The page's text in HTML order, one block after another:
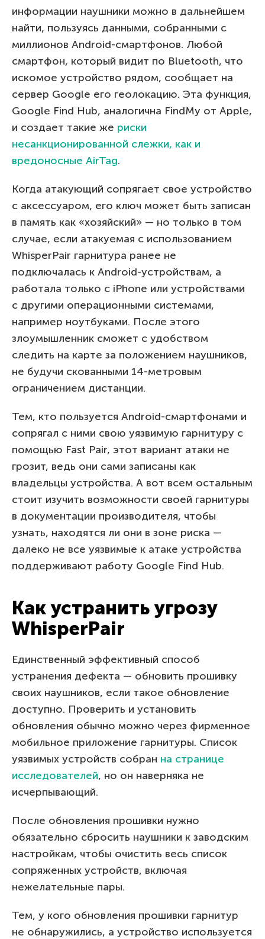
информации наушники можно в дальнейшем
найти, пользуясь данными, собранными с
миллионов Android-смартфонов. Любой
смартфон, который видит по Bluetooth, что
искомое устройство рядом, сообщает на
сервер Google его геолокацию. Эта функция,
Google Find Hub, аналогична FindMy от Apple,
и создает такие же риски
несанкционированной слежки, как и
вредоносные AirTag.
Когда атакующий сопрягает свое устройство
с аксессуаром, его ключ может быть записан
в память как «хозяйский» — но только в том
случае, если атакуемая с использованием
WhisperPair гарнитура ранее не
подключалась к Android-устройствам, а
работала только с iPhone или устройствами
с другими операционными системами,
например ноутбуками. После этого
злоумышленник сможет с удобством
следить на карте за положением наушников,
не будучи скованными 14-метровым
ограничением дистанции.
Тем, кто пользуется Android-смартфонами и
сопрягал с ними свою уязвимую гарнитуру с
помощью Fast Pair, этот вариант атаки не
грозит, ведь они сами записаны как
владельцы устройства. А вот всем остальным
стоит изучить возможности своей гарнитуры
в документации производителя, чтобы
узнать, находятся ли они в зоне риска —
далеко не все уязвимые к атаке устройства
поддерживают работу Google Find Hub.
Как устранить угрозу
WhisperPair
Единственный эффективный способ
устранения дефекта — обновить прошивку
своих наушников, если такое обновление
доступно. Проверить и установить
обновления обычно можно через фирменное
мобильное приложение гарнитуры. Список
уязвимых устройств собран на странице
исследователей, но он наверняка не
исчерпывающий.
После обновления прошивки нужно
обязательно сбросить наушники к заводским
настройкам, чтобы очистить весь список
сопряженных устройств, включая
нежелательные пары.
Тем, у кого обновления прошивки гарнитур
не обнаружились, а устройство используется